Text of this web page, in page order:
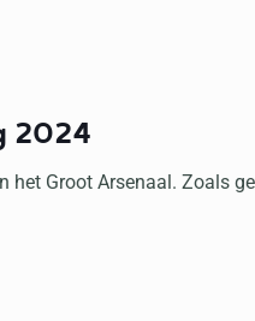
2024
Groot Arsenaal. Zoals